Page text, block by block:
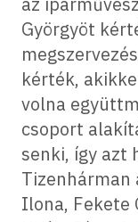
Györgyöt
kérték,
volna
csoport
senki, így azt
Ilona, Fekete